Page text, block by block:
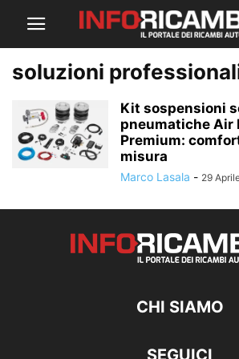
soluzioni
Kit sospensioni
pneumatiche Air
Premium:
misura
Marco Lasala - 29
CHI SIAMO
SEGUICI